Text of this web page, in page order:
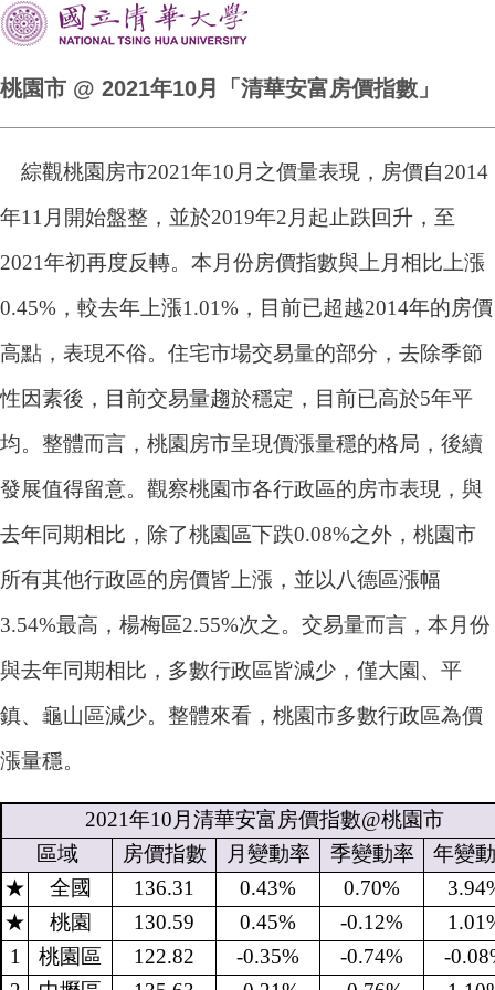
桃園市 @ 2021年10月「清華安富房價指數」
綜觀桃園房市2021年10月之價量表現，房價自2014
年11月開始盤整，並於2019年2月起止跌回升，至
2021年初再度反轉。本月份房價指數與上月相比上漲
0.45%，較去年上漲1.01%，目前已超越2014年的房價
高點，表現不俗。住宅市場交易量的部分，去除季節
性因素後，目前交易量趨於穩定，目前已高於5年平
均。整體而言，桃園房市呈現價漲量穩的格局，後續
發展值得留意。觀察桃園市各行政區的房市表現，與
去年同期相比，除了桃園區下跌0.08%之外，桃園市
所有其他行政區的房價皆上漲，並以八德區漲幅
3.54%最高，楊梅區2.55%次之。交易量而言，本月份
與去年同期相比，多數行政區皆減少，僅大園、平
鎮、龜山區減少。整體來看，桃園市多數行政區為價
漲量穩。
2021年10 月清華安富房價指數@桃園市
區域
房價指數 月變動率 季變動率
年變
★
全國 136.31 0.43% 0.70%
★
桃園 130.59 0.45% -0.12%
1
桃園區 122.82 -0.35% -0.74%
-